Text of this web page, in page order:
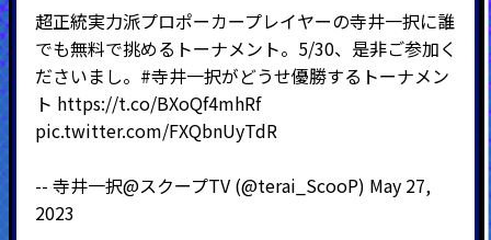
超正統実力派プロポーカープレイヤーの寺井一択に誰
でも無料で挑めるトーナメント。5/30、是非ご参加く
ださいまし。 #寺井一択がどうせ優勝するトーナメン
ト https://t.co/BXoQf4mhRf
pic.twitter.com/FXQbnUyTdR
-- 寺井一択@スクープTV (@terai_ScooP) May 27,
2023